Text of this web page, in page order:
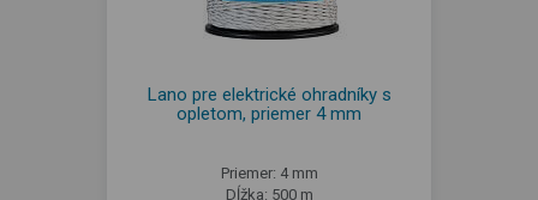
Lano pre elektrické ohradníky s
opletom, priemer 4 mm
Priemer: 4 mm
Dĺžka: 500 m